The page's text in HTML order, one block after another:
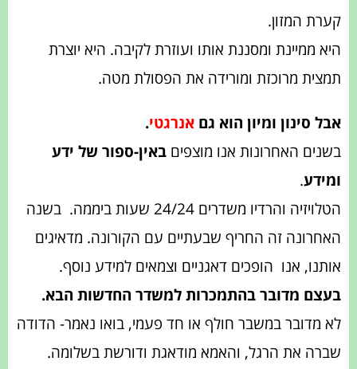
קערת המזון.
היא ממיינת ומסננת אותו ועוזרת לקיבה. היא יוצרת
תמצית מרוכזת ומורידה את הפסולת מטה.
אבל סינון ומיון הוא גם אנרגטי.
בשנים האחרונות אנו מוצפים באין-ספור של ידע
ומידע.
הטלויזיה והרדיו משדרים 24/24 שעות ביממה.
בשנה
האחרונה זה החריף שבעתיים עם הקורונה. מדאיגים
אותנו, אנו הופכים דאגניים וצמאים למידע נוסף.
בעצם מדובר בהתמכרות למשדר החדשות הבא.
לא מדובר במשבר חולף או חד פעמי, בואו נאמר- הדודה
שברה את הרגל, והאמא מודאגת ודורשת בשלומה.